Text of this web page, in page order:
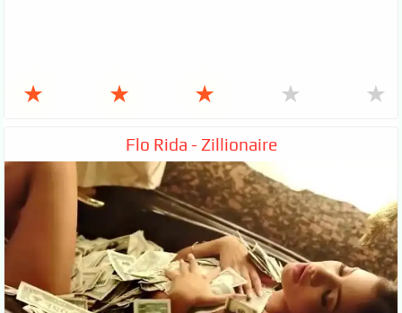
★ ★ ★ ★ ★
Flo Rida - Zillionaire